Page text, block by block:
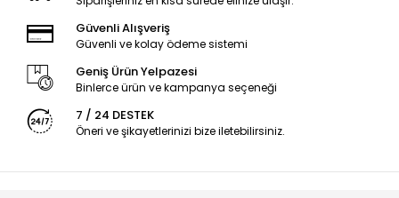
Güvenli Alışveriş
Güvenli ve kolay ödeme sistemi
Geniş Ürün Yelpazesi
Binlerce ürün ve kampanya seçeneği
7 / 24 DESTEK
Öneri ve şikayetlerinizi bize iletebilirsiniz.